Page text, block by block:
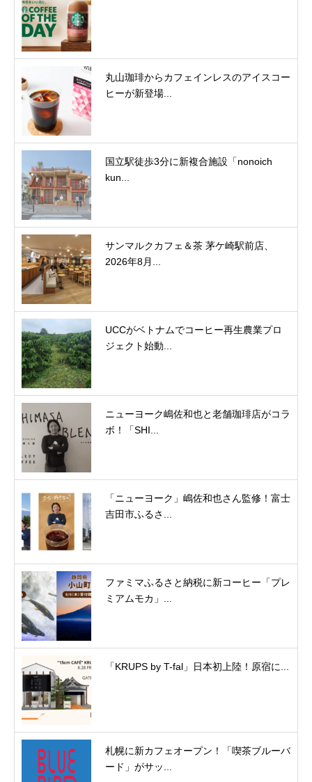
丸山珈琲からカフェインレスのアイスコー
ヒーが新登場...
国立駅徒歩3分に新複合施設「nonoich
kun...
サンマルクカフェ＆茶 茅ケ崎駅前店、
2026年8月...
UCCがベトナムでコーヒー再生農業プロ
ジェクト始動...
ニューヨーク嶋佐和也と老舗珈琲店がコラ
ボ！「SHI...
「ニューヨーク」嶋佐和也さん監修！富士
吉田市ふるさ...
ファミマふるさと納税に新コーヒー「プレ
ミアムモカ」...
「KRUPS by T-fal」日本初上陸！原宿に...
札幌に新カフェオープン！「喫茶ブルーバ
ード」がサッ...